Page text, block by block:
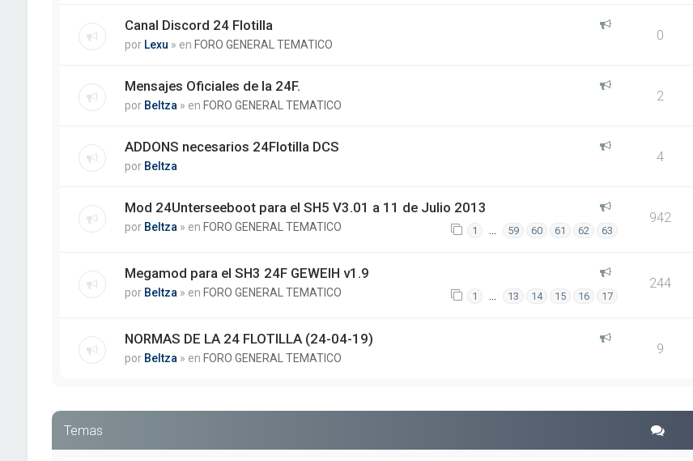
Canal Discord 24 Flotilla
por Lexu » en FORO GENERAL TEMATICO
0
Mensajes Oficiales de la 24F.
por Beltza » en FORO GENERAL TEMATICO
2
ADDONS necesarios 24Flotilla DCS
por Beltza
4
Mod 24Unterseeboot para el SH5 V3.01 a 11 de Julio 2013
por Beltza » en FORO GENERAL TEMATICO 1 … 59 60 61 62 63
942
Megamod para el SH3 24F GEWEIH v1.9
por Beltza » en FORO GENERAL TEMATICO 1 … 13 14 15 16 17
244
NORMAS DE LA 24 FLOTILLA (24-04-19)
por Beltza » en FORO GENERAL TEMATICO
9
Temas